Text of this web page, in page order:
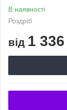
В наявності
Роздріб
від 1 336